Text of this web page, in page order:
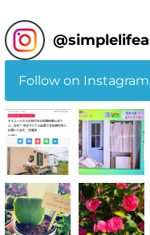
@
Follow on Instagram